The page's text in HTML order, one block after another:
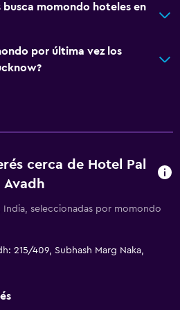
busca momondo hoteles en
por última vez los
cerca de Hotel Pal
Avadh
India, seleccionadas por momondo
215/409, Subhash Marg Naka,